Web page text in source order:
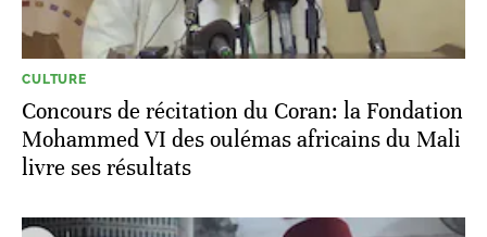
CULTURE
Concours de récitation du Coran: la Fondation
Mohammed VI des oulémas africains du Mali
livre ses résultats